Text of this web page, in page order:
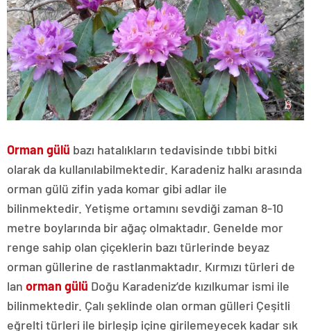
Orman gülü bazı hatalıkların tedavisinde tıbbi bitki
olarak da kullanılabilmektedir. Karadeniz halkı arasında
orman gülü zifin yada komar gibi adlar ile
bilinmektedir. Yetişme ortamını sevdiği zaman 8-10
metre boylarında bir ağaç olmaktadır. Genelde mor
renge sahip olan çiçeklerin bazı türlerinde beyaz
orman güllerine de rastlanmaktadır. Kırmızı türleri de
lan orman gülü Doğu Karadeniz’de kızılkumar ismi ile
bilinmektedir. Çalı şeklinde olan orman gülleri Çeşitli
eğrelti türleri ile birleşip içine girilemeyecek kadar sık